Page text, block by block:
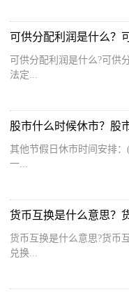
可供分配利润是什么？
可供分配利润是什么?可供
法定...
股市什么时候休市？股
其他节假日休市时间安排
一...
货币互换是什么意思？
货币互换是什么意思?货币
兑换...